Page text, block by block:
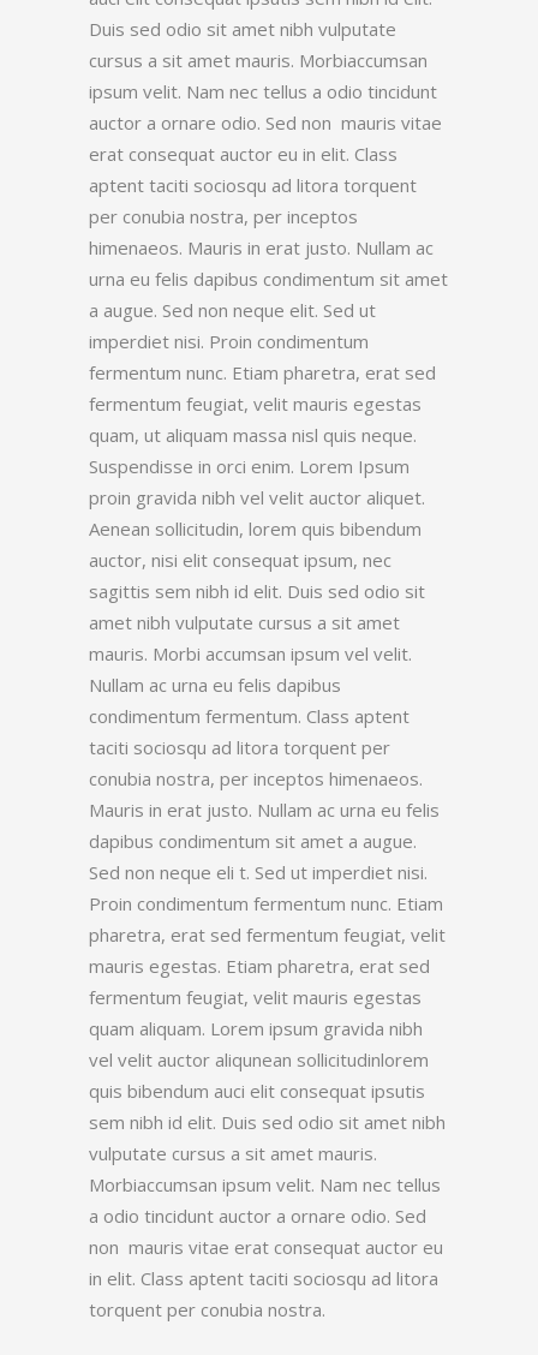
Duis sed odio sit amet nibh vulputate
cursus a sit amet mauris. Morbiaccumsan
ipsum velit. Nam nec tellus a odio tincidunt
auctor a ornare odio. Sed non mauris vitae
erat consequat auctor eu in elit. Class
aptent taciti sociosqu ad litora torquent
per conubia nostra, per inceptos
himenaeos. Mauris in erat justo. Nullam ac
urna eu felis dapibus condimentum sit amet
a augue. Sed non neque elit. Sed ut
imperdiet nisi. Proin condimentum
fermentum nunc. Etiam pharetra, erat sed
fermentum feugiat, velit mauris egestas
quam, ut aliquam massa nisl quis neque.
Suspendisse in orci enim. Lorem Ipsum
proin gravida nibh vel velit auctor aliquet.
Aenean sollicitudin, lorem quis bibendum
auctor, nisi elit consequat ipsum, nec
sagittis sem nibh id elit. Duis sed odio sit
amet nibh vulputate cursus a sit amet
mauris. Morbi accumsan ipsum vel velit.
Nullam ac urna eu felis dapibus
condimentum fermentum. Class aptent
taciti sociosqu ad litora torquent per
conubia nostra, per inceptos himenaeos.
Mauris in erat justo. Nullam ac urna eu felis
dapibus condimentum sit amet a augue.
Sed non neque eli t. Sed ut imperdiet nisi.
Proin condimentum fermentum nunc. Etiam
pharetra, erat sed fermentum feugiat, velit
mauris egestas. Etiam pharetra, erat sed
fermentum feugiat, velit mauris egestas
quam aliquam. Lorem ipsum gravida nibh
vel velit auctor aliqunean sollicitudinlorem
quis bibendum auci elit consequat ipsutis
sem nibh id elit. Duis sed odio sit amet nibh
vulputate cursus a sit amet mauris.
Morbiaccumsan ipsum velit. Nam nec tellus
a odio tincidunt auctor a ornare odio. Sed
non mauris vitae erat consequat auctor eu
in elit. Class aptent taciti sociosqu ad litora
torquent per conubia nostra.